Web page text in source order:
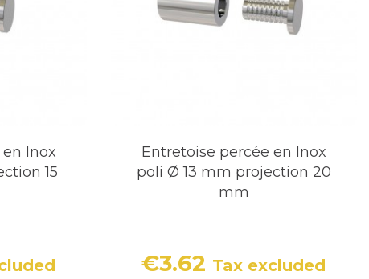
Inox
15
Entretoise percée en Inox
poli Ø 13 mm projection 20
mm
Price
€3.62 Tax excluded